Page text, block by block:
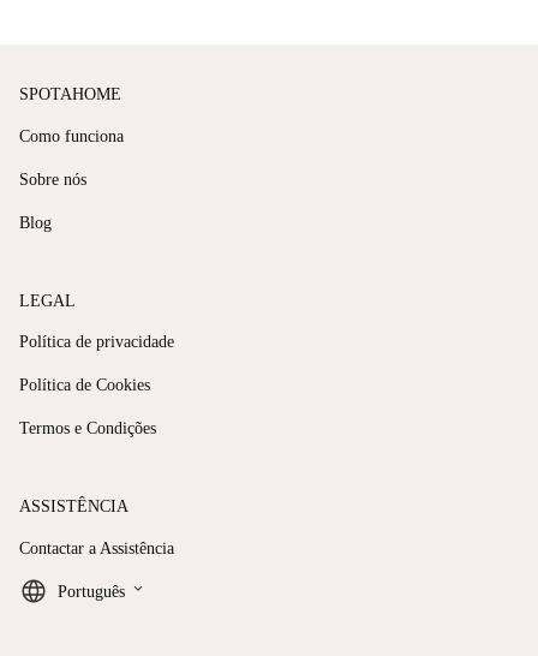
SPOTAHOME
Como funciona
Sobre nós
Blog
LEGAL
Política de privacidade
Política de Cookies
Termos e Condições
ASSISTÊNCIA
Contactar a Assistência
Português keyboard_arrow_down